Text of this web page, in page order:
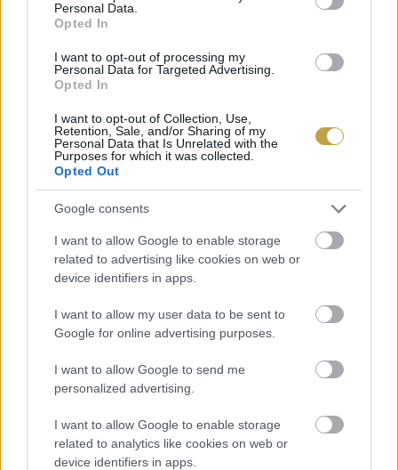
Personal Data.
Opted In
I want to opt-out of processing my
Personal Data for Targeted Advertising.
Opted In
I want to opt-out of Collection, Use,
Retention, Sale, and/or Sharing of my
Personal Data that Is Unrelated with the
Purposes for which it was collected.
Opted Out
Google consents
I want to allow Google to enable storage
related to advertising like cookies on web or
device identifiers in apps.
I want to allow my user data to be sent to
Google for online advertising purposes.
I want to allow Google to send me
personalized advertising.
I want to allow Google to enable storage
related to analytics like cookies on web or
device identifiers in apps.
előbukkanjon a belseje.
Adjuk a tört krumplihoz a finomra vágott
hagymát, majd a repceolajat és pirítsuk
őket.
Ízesítsük tengeri sóval és frissen őrölt
borssal.
Tálalás előtt díszítsük a felkockázott
mentalevelekkel és reszeljünk rá egy kis
A „Crushed Jersey Royal” névre hallgató körét
tökéletes kísérője halételeknek, de igazából
bármilyen főételhez érdemes kipróbálni. Biztos
siker lesz még a befásult krumplirajongók
körében is.